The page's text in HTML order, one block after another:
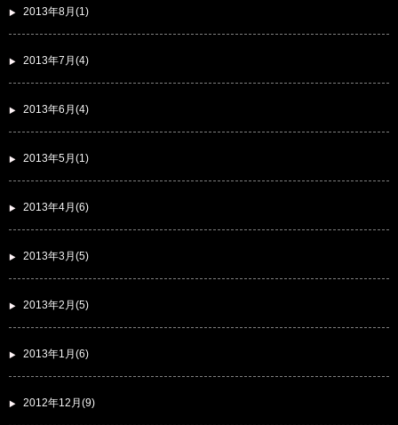
2013年8月(1)
2013年7月(4)
2013年6月(4)
2013年5月(1)
2013年4月(6)
2013年3月(5)
2013年2月(5)
2013年1月(6)
2012年12月(9)